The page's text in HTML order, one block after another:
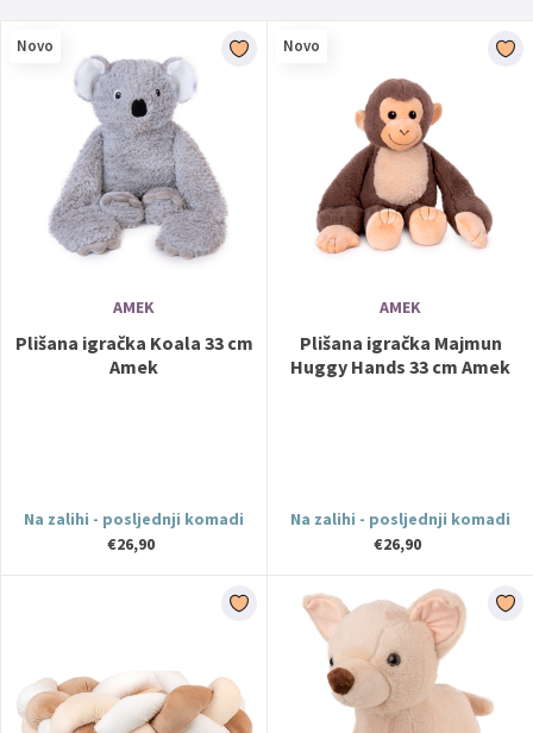
Novo
AMEK
Plišana igračka Koala 33 cm
Amek
Na zalihi - posljednji komadi
€26,90
Novo
AMEK
Plišana igračka Majmun
Huggy Hands 33 cm Amek
Na zalihi - posljednji komadi
€26,90